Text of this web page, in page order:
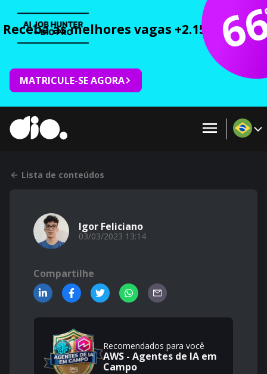
Receba as melhores vagas +2.150 cursos
MATRICULE-SE AGORA
Lista de conteúdos
Igor Feliciano
03/03/2023 13:14
Compartilhe
Recomendados para você
AWS - Agentes de IA em
Campo